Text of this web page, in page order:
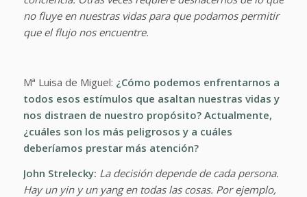
no fluye en nuestras vidas para que podamos permitir
que el flujo nos encuentre.
Mª Luisa de Miguel: ¿Cómo podemos enfrentarnos a
todos esos estímulos que asaltan nuestras vidas y
nos distraen de nuestro propósito? Actualmente,
¿cuáles son los más peligrosos y a cuáles
deberíamos prestar más atención?
John Strelecky: La decisión depende de cada persona.
Hay un yin y un yang en todas las cosas. Por ejemplo,